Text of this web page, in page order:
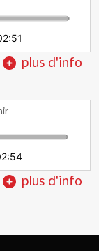
plus d'info
plus d'info